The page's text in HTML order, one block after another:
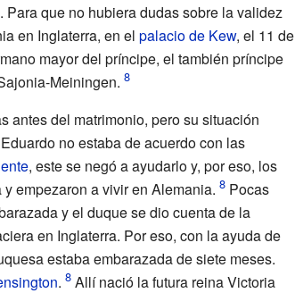
. Para que no hubiera dudas sobre la validez
en Inglaterra, en el palacio de Kew, el 11 de
mayor del príncipe, el también príncipe
Meiningen.
antes del matrimonio, pero su situación
no estaba de acuerdo con las
, este se negó a ayudarlo y, por eso, los
empezaron a vivir en Alemania.
Pocas
y el duque se dio cuenta de la
en Inglaterra. Por eso, con la ayuda de
estaba embarazada de siete meses.
. Allí nació la futura reina Victoria